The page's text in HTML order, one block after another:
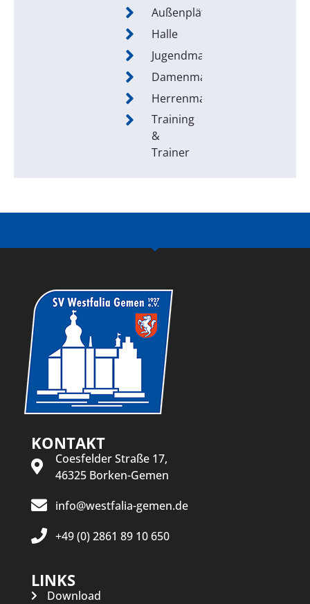
Außenplätze
Halle
Jugendmannschaften
Damenmannschaften
Herrenmannschaften
Training
&
Trainer
KONTAKT
Coesfelder Straße 17,
46325 Borken-Gemen
info@westfalia-gemen.de
+49 (0) 2861 89 10 650
LINKS
Download